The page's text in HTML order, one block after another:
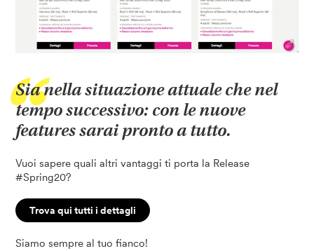
Sia nella situazione attuale che nel
tempo successivo: con le nuove
features sarai pronto a tutto.
Vuoi sapere quali altri vantaggi ti porta la Release
#Spring20?
Trova qui tutti i dettagli
Siamo sempre al tuo fianco!